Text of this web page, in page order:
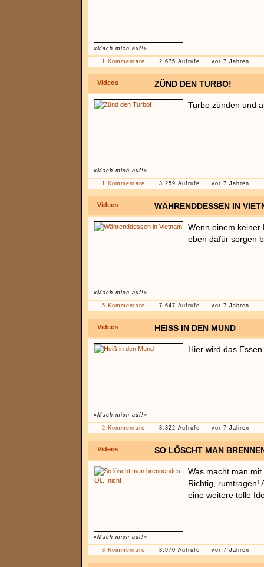
«Mach mich auf!»
1 Kommentare 2.675 Aufrufe vor 7 Jahren
Videos ZÜND DEN TURBO!
«Mach mich auf!»
Turbo zünden und
1 Kommentare 3.259 Aufrufe vor 7 Jahren
Videos WÄHRENDDESSEN IN
«Mach mich auf!»
Wenn einem keiner
eben dafür sorgen
5 Kommentare 7.647 Aufrufe vor 7 Jahren
Videos HEISS IN DEN MUND
«Mach mich auf!»
Hier wird das
2 Kommentare 3.322 Aufrufe vor 7 Jahren
Videos SO LÖSCHT MAN
«Mach mich auf!»
Was macht man
Richtig, rumtragen!
eine weitere tolle
3 Kommentare 3.970 Aufrufe vor 7 Jahren